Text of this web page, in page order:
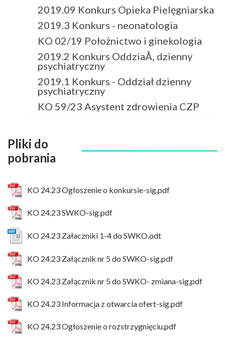
2019.09 Konkurs Opieka Pielęgniarska
2019.3 Konkurs - neonatologia
KO 02/19 Położnictwo i ginekologia
2019.2 Konkurs OddziaÅ‚ dzienny
psychiatryczny
2019.1 Konkurs - Oddział dzienny
psychiatryczny
KO 59/23 Asystent zdrowienia CZP
Pliki do
pobrania
KO 24.23 Ogłoszenie o konkursie-sig.pdf
KO 24.23 SWKO-sig.pdf
KO 24.23 Załaczniki 1-4 do SWKO.odt
KO 24.23 Załącznik nr 5 do SWKO-sig.pdf
KO 24.23 Załącznik nr 5 do SWKO- zmiana-sig.pdf
KO 24.23 Informacja z otwarcia ofert-sig.pdf
KO 24.23 Ogłoszenie o rozstrzygnięciu.pdf